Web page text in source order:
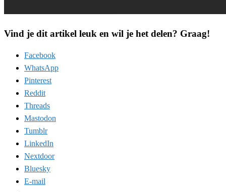
Vind je dit artikel leuk en wil je het delen? Graag!
Facebook
WhatsApp
Pinterest
Reddit
Threads
Mastodon
Tumblr
LinkedIn
Nextdoor
Bluesky
E-mail